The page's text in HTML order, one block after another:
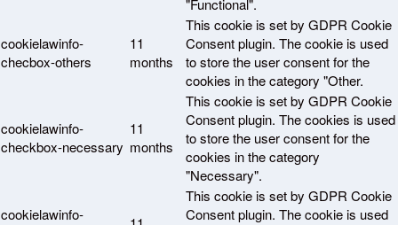
cookielawinfo-
checbox-others
11
months
This cookie is set by GDPR Cookie
Consent plugin. The cookie is used
to store the user consent for the
cookies in the category "Other.
cookielawinfo-
checkbox-necessary
11
months
This cookie is set by GDPR Cookie
Consent plugin. The cookies is used
to store the user consent for the
cookies in the category
"Necessary".
cookielawinfo-
This cookie is set by GDPR Cookie
Consent plugin. The cookie is used